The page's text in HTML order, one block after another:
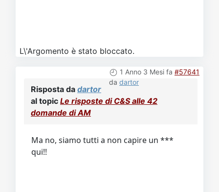
L\'Argomento è stato bloccato.
1 Anno 3 Mesi fa #57641
da dartor
Risposta da dartor
al topic Le risposte di C&S alle 42
domande di AM
Ma no, siamo tutti a non capire un ***
qui!!